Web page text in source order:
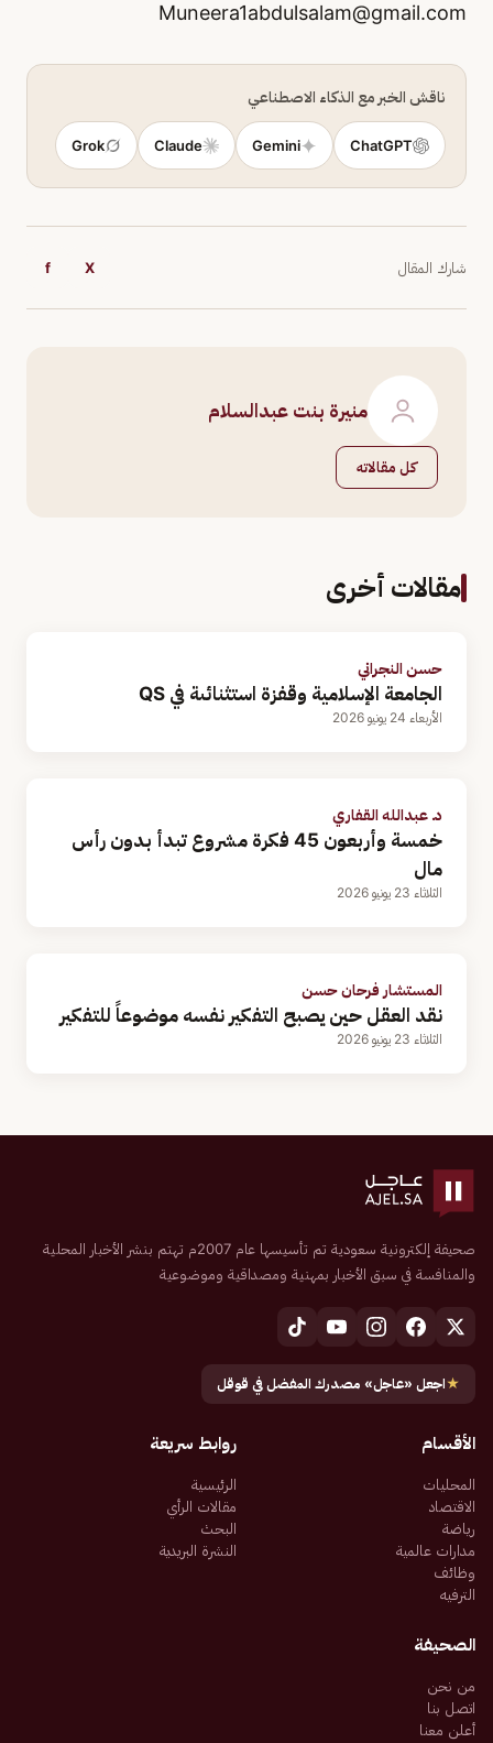
Muneera1abdulsalam@gmail.com
ناقش الخبر مع الذكاء الاصطناعي
ChatGPT
Gemini
Claude
Grok
شارك المقال X
f
منيرة بنت عبدالسلام
كل مقالاته
مقالات أخرى
حسن النجراني
الجامعة الإسلامية وقفزة استثنائىة في QS
الأربعاء 24 يونيو 2026
د. عبدالله القفاري
خمسة وأربعون 45 فكرة مشروع تبدأ بدون رأس
مال
الثلاثاء 23 يونيو 2026
المستشار فرحان حسن
نقد العقل حين يصبح التفكير نفسه موضوعاً للتفكير
الثلاثاء 23 يونيو 2026
صحيفة إلكترونية سعودية تم تأسيسها عام 2007م تهتم بنشر الأخبار المحلية
والمنافسة في سبق الأخبار بمهنية ومصداقية وموضوعية
★اجعل «عاجل» مصدرك المفضل في قوقل
الأقسام
المحليات
الاقتصاد
رياضة
مدارات عالمية
وظائف
الترفيه
روابط سريعة
الرئيسية
مقالات الرأي
البحث
النشرة البريدية
الصحيفة
من نحن
اتصل بنا
أعلن معنا